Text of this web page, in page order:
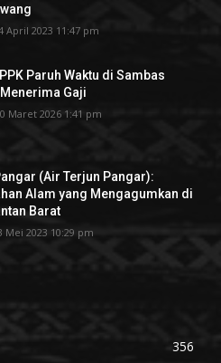
April 2023 11:47 pm
Paruh Waktu di Sambas
Gaji
Maret 2026 1:41 pm
(Air Terjun Pangar):
Alam yang Mengagumkan di
Barat
Mei 2023 10:29 pm
356